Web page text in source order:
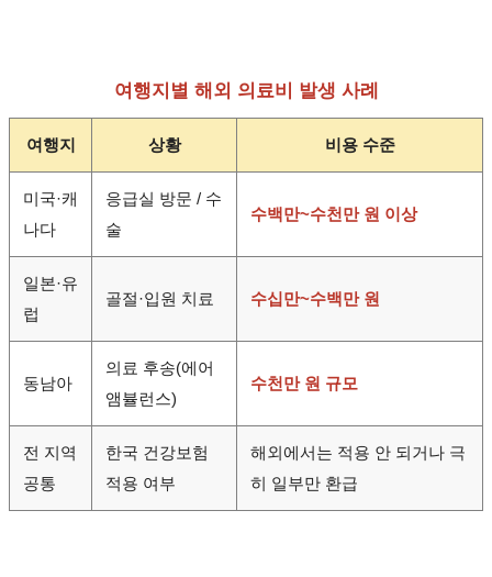
여행지별 해외 의료비 발생 사례
여행지 상황 비용 수준
미국·캐
나다
응급실 방문 / 수
술
수백만~수천만 원 이상
일본·유
럽
골절·입원 치료 수십만~수백만 원
동남아
의료 후송(에어
앰뷸런스)
수천만 원 규모
전 지역
공통
한국 건강보험
적용 여부
해외에서는 적용 안 되거나 극
히 일부만 환급